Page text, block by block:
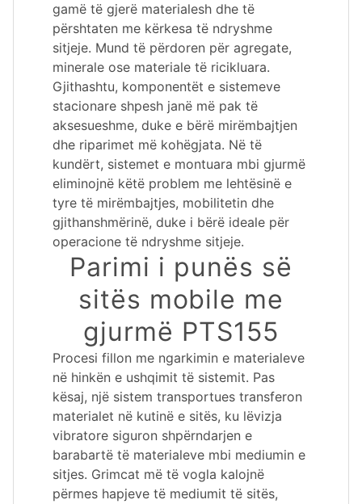
gamë të gjerë materialesh dhe të
përshtaten me kërkesa të ndryshme
sitjeje. Mund të përdoren për agregate,
minerale ose materiale të ricikluara.
Gjithashtu, komponentët e sistemeve
stacionare shpesh janë më pak të
aksesueshme, duke e bërë mirëmbajtjen
dhe riparimet më kohëgjata. Në të
kundërt, sistemet e montuara mbi gjurmë
eliminojnë këtë problem me lehtësinë e
tyre të mirëmbajtjes, mobilitetin dhe
gjithanshmërinë, duke i bërë ideale për
operacione të ndryshme sitjeje.
Parimi i punës së
sitës mobile me
gjurmë PTS155
Procesi fillon me ngarkimin e materialeve
në hinkën e ushqimit të sistemit. Pas
kësaj, një sistem transportues transferon
materialet në kutinë e sitës, ku lëvizja
vibratore siguron shpërndarjen e
barabartë të materialeve mbi mediumin e
sitjes. Grimcat më të vogla kalojnë
përmes hapjeve të mediumit të sitës,